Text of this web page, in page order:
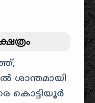
ശാന്തമായി
കൊട്ടിയൂർ